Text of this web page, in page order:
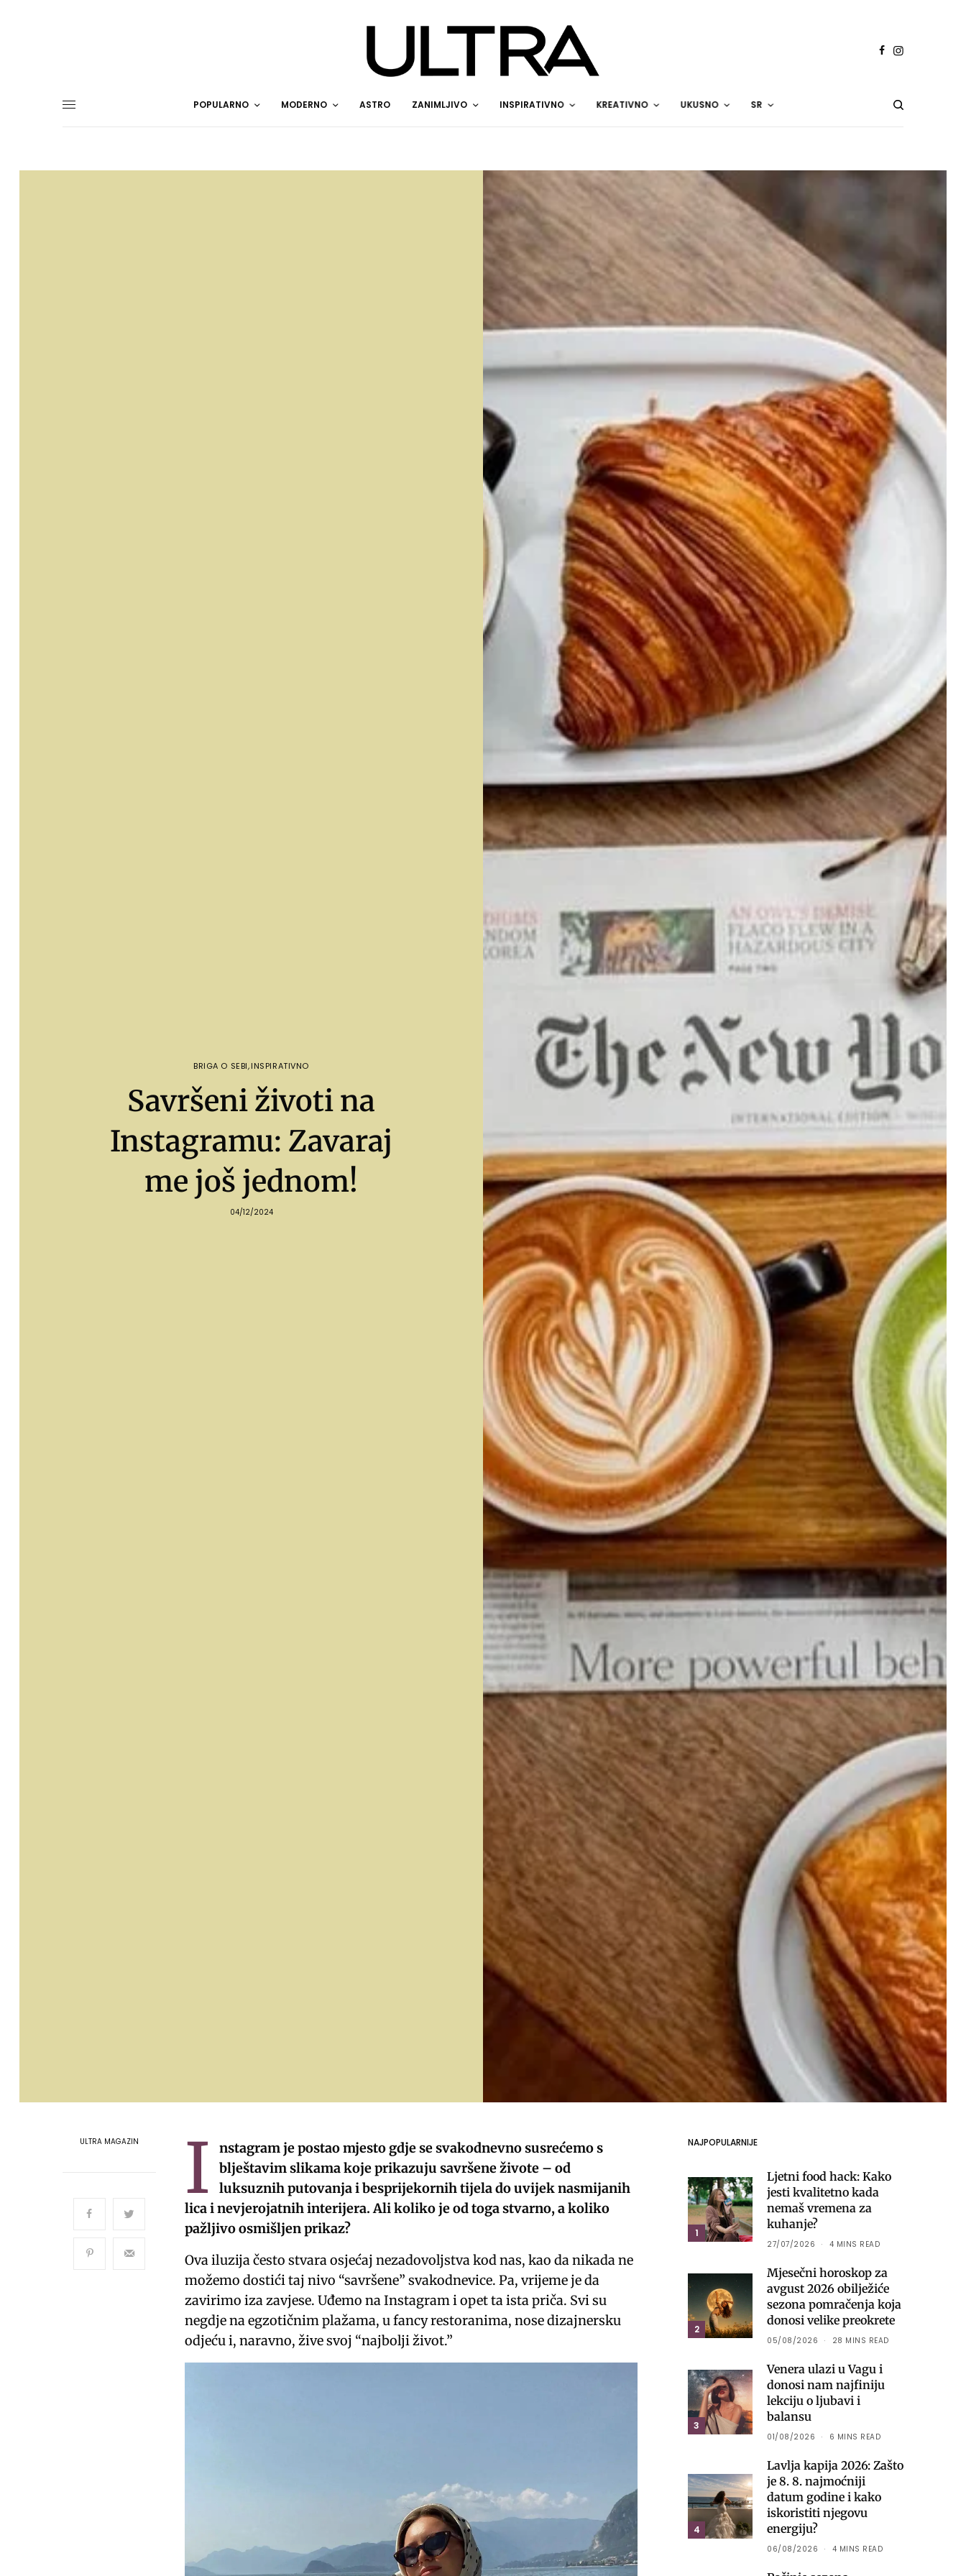
POPULARNO MODERNO ASTRO ZANIMLJIVO INSPIRATIVNO KREATIVNO UKUSNO SR
BRIGA O SEBI,INSPIRATIVNO
Savršeni životi na
Instagramu: Zavaraj
me još jednom!
04/12/2024
ULTRA MAGAZIN I
nstagram je postao mjesto gdje se svakodnevno susrećemo s
blještavim slikama koje prikazuju savršene živote – od
luksuznih putovanja i besprijekornih tijela do uvijek nasmijanih
lica i nevjerojatnih interijera. Ali koliko je od toga stvarno, a koliko
pažljivo osmišljen prikaz?
Ova iluzija često stvara osjećaj nezadovoljstva kod nas, kao da nikada ne
možemo dostići taj nivo “savršene” svakodnevice. Pa, vrijeme je da
zavirimo iza zavjese. Uđemo na Instagram i opet ta ista priča. Svi su
negdje na egzotičnim plažama, u fancy restoranima, nose dizajnersku
odjeću i, naravno, žive svoj “najbolji život.”
NAJPOPULARNIJE
1
Ljetni food hack: Kako
jesti kvalitetno kada
nemaš vremena za
kuhanje?
27/07/2026 4 MINS READ
2
Mjesečni horoskop za
avgust 2026 obilježiće
sezona pomračenja koja
donosi velike preokrete
05/08/2026 28 MINS READ
3
Venera ulazi u Vagu i
donosi nam najfiniju
lekciju o ljubavi i
balansu
01/08/2026 6 MINS READ
4
Lavlja kapija 2026: Zašto
je 8. 8. najmoćniji
datum godine i kako
iskoristiti njegovu
energiju?
06/08/2026 4 MINS READ